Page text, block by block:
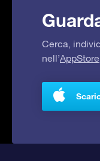
Cerca,
nell’AppStore